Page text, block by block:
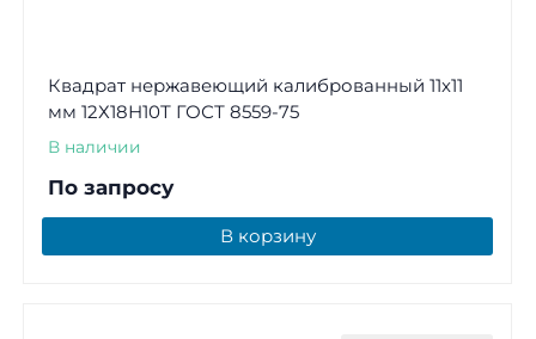
Квадрат нержавеющий калиброванный 11х11
мм 12Х18Н10Т ГОСТ 8559-75
В наличии
По запросу
В корзину